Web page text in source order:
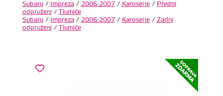
Subaru/ Impreza/ 2006-2007/ Karoserie/ Přední
odpružení/ Tlumiče
Subaru/ Impreza/ 2006-2007/ Karoserie/ Zadní
odpružení/ Tlumiče